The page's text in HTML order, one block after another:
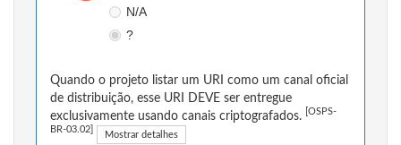
N/A
?
Quando o projeto listar um URI como um canal oficial
de distribuição, esse URI DEVE ser entregue
exclusivamente usando canais criptografados.
[OSPS-
BR-03.02] Mostrar detalhes